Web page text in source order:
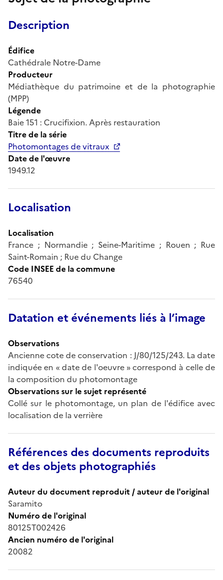
Description
Édifice
Cathédrale Notre-Dame
Producteur
Médiathèque du patrimoine et de la photographie
(MPP)
Légende
Baie 151 : Crucifixion. Après restauration
Titre de la série
Photomontages de vitraux
Date de l'œuvre
1949.12
Localisation
Localisation
France ; Normandie ; Seine-Maritime ; Rouen ; Rue
Saint-Romain ; Rue du Change
Code INSEE de la commune
76540
Datation et événements liés à l’image
Observations
Ancienne cote de conservation : J/80/125/243. La date
indiquée en « date de l'oeuvre » correspond à celle de
la composition du photomontage
Observations sur le sujet représenté
Collé sur le photomontage, un plan de l'édifice avec
localisation de la verrière
Références des documents reproduits
et des objets photographiés
Auteur du document reproduit / auteur de l'original
Saramito
Numéro de l'original
80125T002426
Ancien numéro de l'original
20082